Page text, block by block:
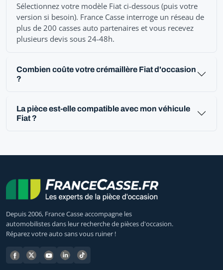
Sélectionnez votre modèle Fiat ci-dessous (puis votre
version si besoin). France Casse interroge un réseau de
plus de 200 casses auto partenaires et vous recevez
plusieurs devis sous 24-48h.
Combien coûte votre crémaillère Fiat d'occasion
?
La pièce est-elle compatible avec mon véhicule
Fiat ?
Depuis 2006, France Casse accompagne les
automobilistes dans leur recherche de pièces d'occasion.
Réparez votre auto sans vous ruiner !